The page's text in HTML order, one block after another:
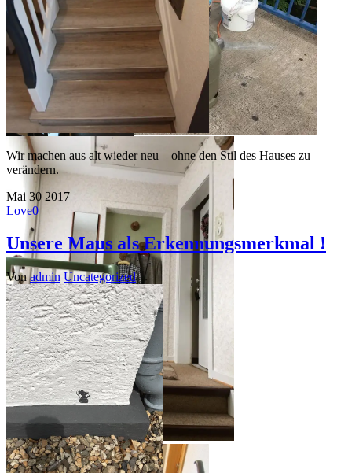
Wir machen aus alt wieder neu – ohne den Stil des Hauses zu
verändern.
Mai 30 2017
Love0
Unsere Maus als Erkennungsmerkmal !
Von admin Uncategorized